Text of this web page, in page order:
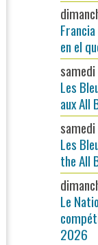
en el
Les
aux All
Les
the All
Le
2026